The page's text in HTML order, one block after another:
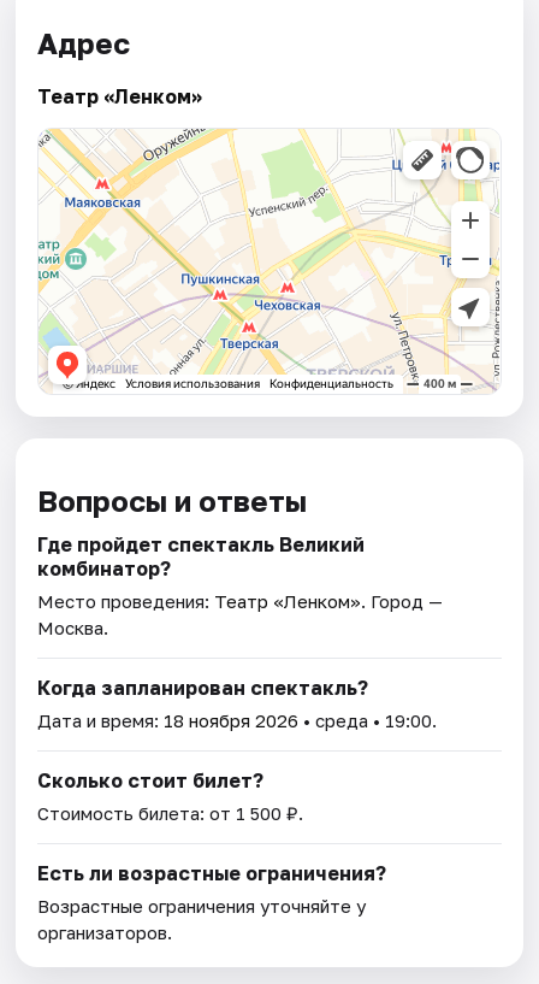
Адрес
Театр «Ленком»
Вопросы и ответы
Где пройдет спектакль Великий
комбинатор?
Место проведения: Театр «Ленком». Город —
Москва.
Когда запланирован спектакль?
Дата и время: 18 ноября 2026 • среда • 19:00.
Сколько стоит билет?
Стоимость билета: от 1 500 ₽.
Есть ли возрастные ограничения?
Возрастные ограничения уточняйте у
организаторов.